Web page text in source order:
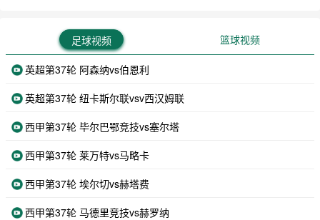
足球视频 篮球视频
英超第37轮 阿森纳vs伯恩利
英超第37轮 纽卡斯尔联vsv西汉姆联
西甲第37轮 毕尔巴鄂竞技vs塞尔塔
西甲第37轮 莱万特vs马略卡
西甲第37轮 埃尔切vs赫塔费
西甲第37轮 马德里竞技vs赫罗纳